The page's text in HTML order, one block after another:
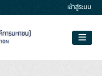
เข้าสู่ระบบ